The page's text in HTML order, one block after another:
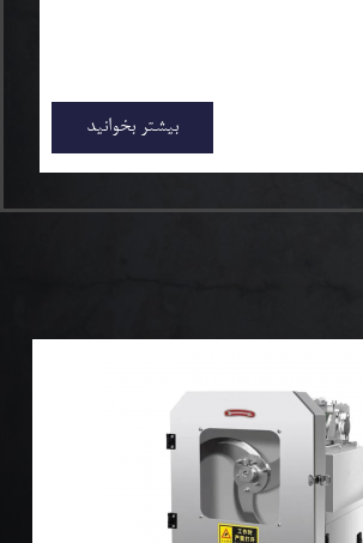
بیشتر بخوانید